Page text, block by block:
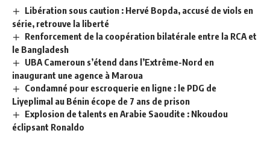
Libération sous caution : Hervé Bopda, accusé de viols en
série, retrouve la liberté
Renforcement de la coopération bilatérale entre la RCA et
le Bangladesh
UBA Cameroun s’étend dans l’Extrême-Nord en
inaugurant une agence à Maroua
Condamné pour escroquerie en ligne : le PDG de
Liyeplimal au Bénin écope de 7 ans de prison
Explosion de talents en Arabie Saoudite : Nkoudou
éclipsant Ronaldo